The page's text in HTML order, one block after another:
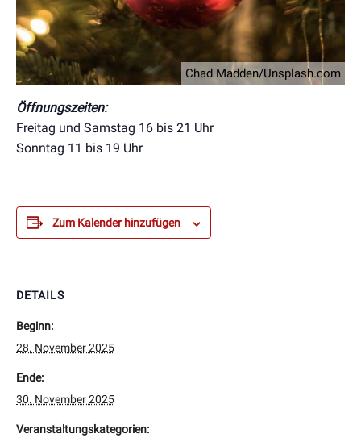
Chad Madden/Unsplash.com
Öffnungszeiten:
Freitag und Samstag 16 bis 21 Uhr
Sonntag 11 bis 19 Uhr
Zum Kalender hinzufügen
DETAILS
Beginn:
28. November 2025
Ende:
30. November 2025
Veranstaltungskategorien: